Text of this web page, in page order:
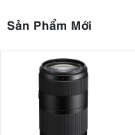
Sản Phẩm Mới